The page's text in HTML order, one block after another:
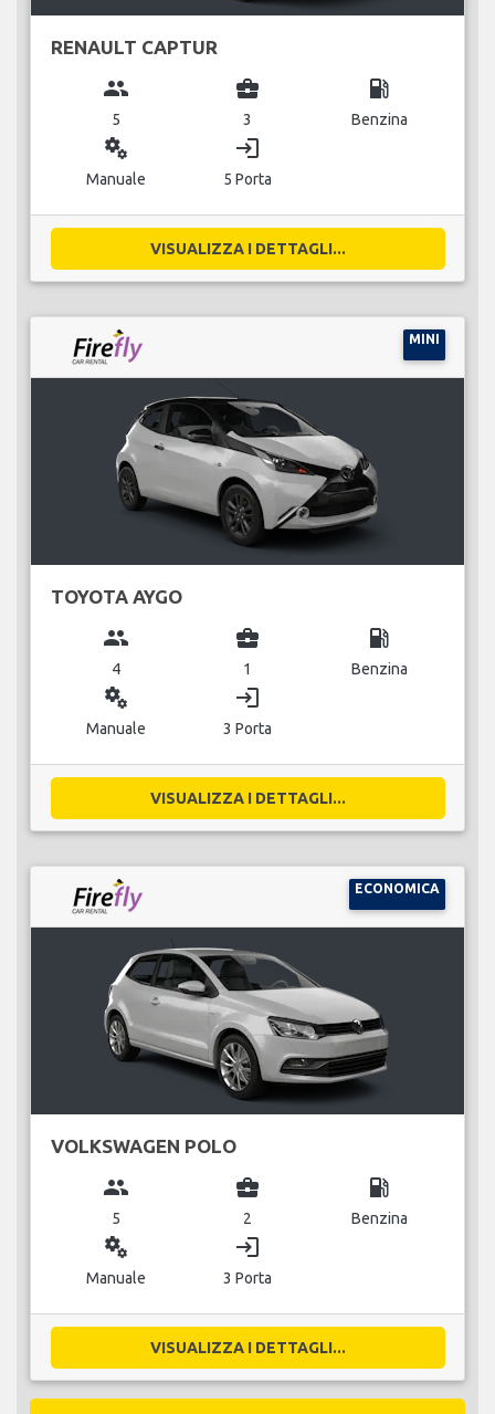
RENAULT CAPTUR
group
5
business_center
3
local_gas_station
Benzina
miscellaneous_services
Manuale
login
5 Porta
VISUALIZZA I DETTAGLI...
MINI
TOYOTA AYGO
group
4
business_center
1
local_gas_station
Benzina
miscellaneous_services
Manuale
login
3 Porta
VISUALIZZA I DETTAGLI...
ECONOMICA
VOLKSWAGEN POLO
group
5
business_center
2
local_gas_station
Benzina
miscellaneous_services
Manuale
login
3 Porta
VISUALIZZA I DETTAGLI...